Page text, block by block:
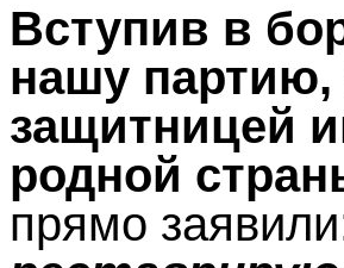
Вступив в
нашу
защитницей
родной
прямо